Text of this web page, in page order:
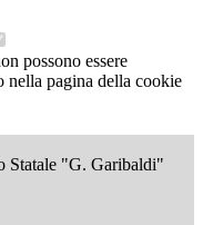
possono essere
nella pagina della cookie
Statale "G. Garibaldi"